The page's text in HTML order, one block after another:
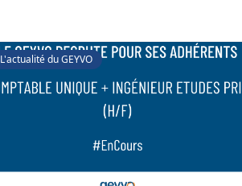
L'actualité du GEYVO